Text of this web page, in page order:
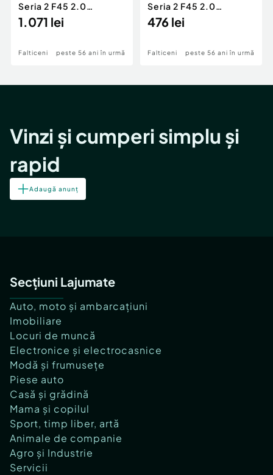
Seria 2 F45 2.0
Motorina 2016
1.071 lei
Falticeni peste 56 ani în urmă
Seria 2 F45 2.0
Motorina 2016
476 lei
Falticeni peste 56 ani în urmă
Vinzi și cumperi simplu și
rapid
Adaugă anunț
Secțiuni Lajumate
Auto, moto și ambarcațiuni
Imobiliare
Locuri de muncă
Electronice și electrocasnice
Modă și frumusețe
Piese auto
Casă și grădină
Mama și copilul
Sport, timp liber, artă
Animale de companie
Agro și Industrie
Servicii